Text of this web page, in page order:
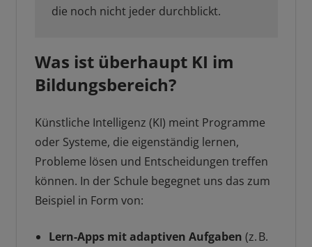
die noch nicht jeder durchblickt.
Was ist überhaupt KI im
Bildungsbereich?
Künstliche Intelligenz (KI) meint Programme
oder Systeme, die eigenständig lernen,
Probleme lösen und Entscheidungen treffen
können. In der Schule begegnet uns das zum
Beispiel in Form von:
Lern-Apps mit adaptiven Aufgaben (z. B.